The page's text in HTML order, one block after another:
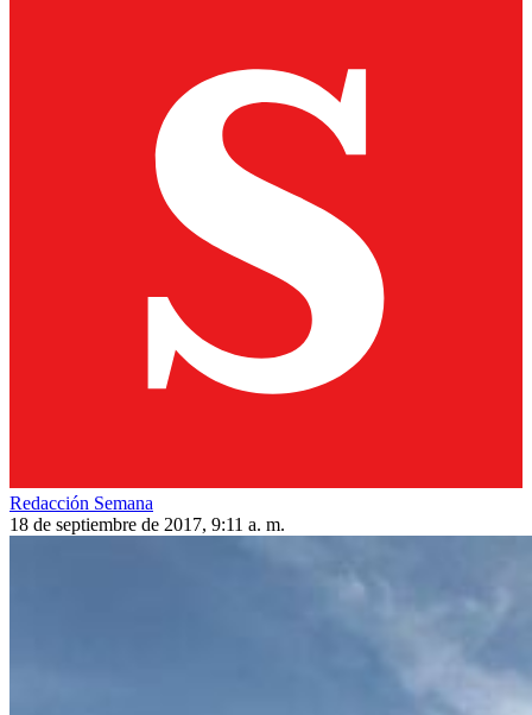
Redacción Semana
18 de septiembre de 2017, 9:11 a. m.